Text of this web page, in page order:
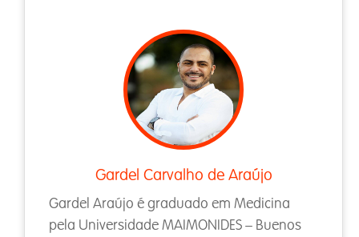
Gardel Carvalho de Araújo
Gardel Araújo é graduado em Medicina
pela Universidade MAIMONIDES – Buenos